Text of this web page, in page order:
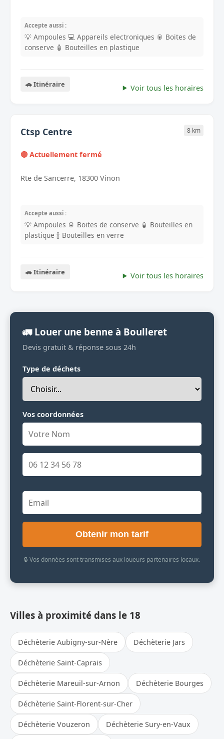
Accepte aussi :
💡 Ampoules 💻 Appareils electroniques 🥫 Boites de
conserve 🧴 Bouteilles en plastique
🚗 Itinéraire Voir tous les horaires
Ctsp Centre 8 km
🔴 Actuellement fermé
Rte de Sancerre, 18300 Vinon
Accepte aussi :
💡 Ampoules 🥫 Boites de conserve 🧴 Bouteilles en
plastique 🍾 Bouteilles en verre
🚗 Itinéraire Voir tous les horaires
🚛 Louer une benne à Boulleret
Devis gratuit & réponse sous 24h
Type de déchets
Vos coordonnées
Obtenir mon tarif
🔒 Vos données sont transmises aux loueurs partenaires locaux.
Villes à proximité dans le 18
Déchèterie Aubigny-sur-Nère Déchèterie Jars
Déchèterie Saint-Caprais
Déchèterie Mareuil-sur-Arnon Déchèterie Bourges
Déchèterie Saint-Florent-sur-Cher
Déchèterie Vouzeron Déchèterie Sury-en-Vaux